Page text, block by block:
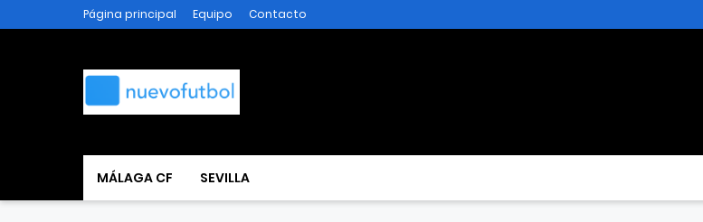
Página principal Equipo Contacto
MÁLAGA CF SEVILLA